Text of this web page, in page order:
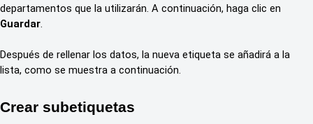
departamentos que la utilizarán. A continuación, haga clic en
Guardar.
Después de rellenar los datos, la nueva etiqueta se añadirá a la
lista, como se muestra a continuación.
Crear subetiquetas